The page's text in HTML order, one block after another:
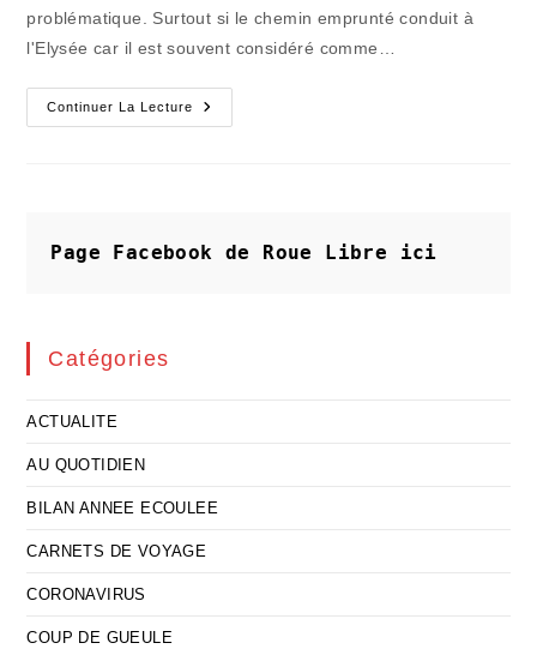
problématique. Surtout si le chemin emprunté conduit à
l'Elysée car il est souvent considéré comme…
Continuer La Lecture
Les
Mauvais
De
La
Page Facebook de Roue Libre ici
Catégories
ACTUALITE
AU QUOTIDIEN
BILAN ANNEE ECOULEE
CARNETS DE VOYAGE
CORONAVIRUS
COUP DE GUEULE